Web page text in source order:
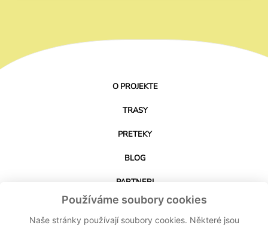
Používáme soubory cookies
Naše stránky používají soubory cookies. Některé jsou
O PROJEKTE
TRASY
PRETEKY
BLOG
PARTNERI
KONTAKT